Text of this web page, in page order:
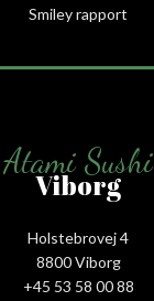
Smiley rapport
Atami Sushi
Viborg
Holstebrovej 4
8800 Viborg
+45 53 58 00 88